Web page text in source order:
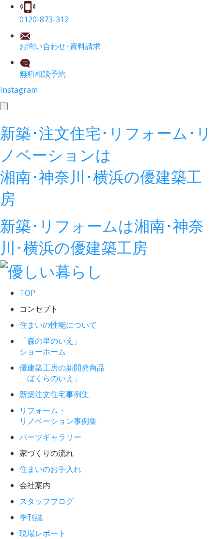
0120-873-312
お問い合わせ･資料請求
無料相談予約
Instagram
toggle
新築･注文住宅･リフォーム･リ
ノベーションは
湘南･神奈川･横浜の優建築工
房
新築･リフォームは湘南･神奈
川･横浜の優建築工房
TOP
コンセプト
住まいの性能について
「森の里のいえ」
ショーホーム
優建築工房の新開発商品
「ぼくらのいえ」
新築注文住宅事例集
リフォーム・
リノベーション事例集
パーツギャラリー
家づくりの流れ
住まいのお手入れ
会社案内
スタッフブログ
季刊誌
現場レポート